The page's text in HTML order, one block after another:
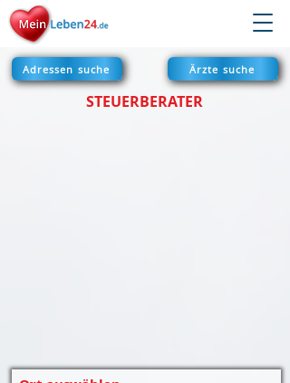
Adressen suche Ärzte suche
STEUERBERATER